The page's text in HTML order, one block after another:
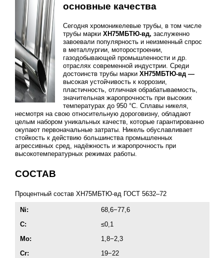
основные качества
Сегодня хромоникелевые трубы, в том числе
трубы марки ХН75МБТЮ-вд, заслуженно
завоевали популярность и неизменный спрос
в металлургии, моторостроении,
газодобывающей промышленности и др.
отраслях современной индустрии. Среди
достоинств трубы марки ХН75МБТЮ-вд —
высокая устойчивость к коррозии,
пластичность, отличная обрабатываемость,
значительная жаропрочность при высоких
температурах до 950 °C. Сплавы никеля,
несмотря на свою относительную дороговизну, обладают
целым набором уникальных качеств, которые гарантированно
окупают первоначальные затраты. Никель обуславливает
стойкость к действию большинства промышленных
агрессивных сред, надёжность и жаропрочность при
высокотемпературных режимах работы.
СОСТАВ
Процентный состав ХН75МБТЮ-вд ГОСТ 5632–72
Ni:
68,6−77,6
C:
≤0,1
Мо:
1,8−2,3
Сr:
19−22